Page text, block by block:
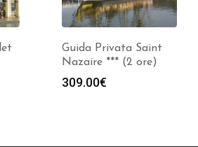
Guida Privata Saint
Nazaire *** (2 ore)
309.00€